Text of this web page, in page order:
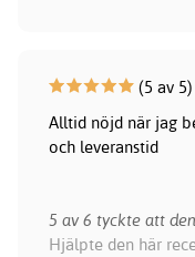
(5 av 5)
Alltid nöjd när jag
och leveranstid
5 av 6 tyckte att
Hjälpte den här